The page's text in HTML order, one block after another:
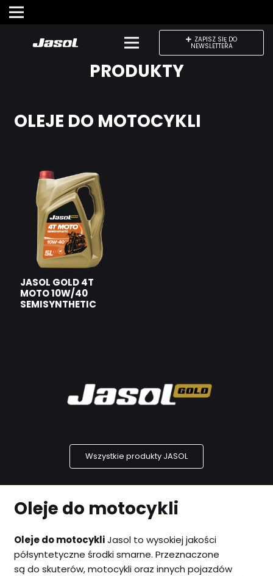
ZAPISZ SIĘ DO
NEWSLETTERA
PRODUKTY
OLEJE DO MOTOCYKLI
JASOL GOLD 4T
MOTO 10W/40
SEMISYNTHETIC
Wszystkie produkty JASOL
Oleje do motocykli
Oleje do motocykliJasol to wysokiej jakości
półsyntetyczne środki smarne. Przeznaczone
są do skuterów, motocykli oraz innych pojazdów